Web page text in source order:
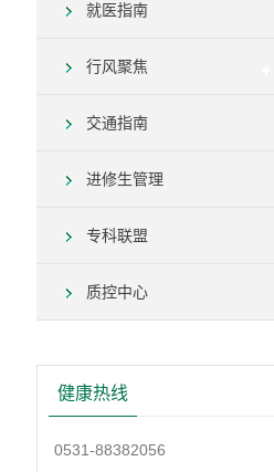
就医指南
行风聚焦
交通指南
进修生管理
专科联盟
质控中心
健康热线
0531-88382056